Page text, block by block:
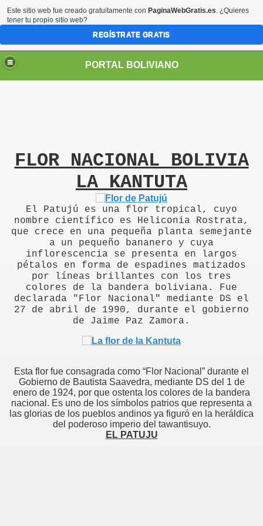
PORTAL BOLIVIANO
FLOR NACIONAL BOLIVIA
LA KANTUTA
El Patujú es una flor tropical, cuyo
nombre científico es Heliconia Rostrata,
que crece en una pequeña planta semejante
a un pequeño bananero y cuya
inflorescencia se presenta en largos
pétalos en forma de espadines matizados
por líneas brillantes con los tres
colores de la bandera boliviana. Fue
declarada "Flor Nacional" mediante DS el
27 de abril de 1990, durante el gobierno
de Jaime Paz Zamora.
Esta flor fue consagrada como “Flor Nacional” durante el
Gobierno de Bautista Saavedra, mediante DS del 1 de
enero de 1924, por que ostenta los colores de la bandera
nacional. Es uno de los símbolos patrios que representa a
las glorias de los pueblos andinos ya figuró en la heráldica
del poderoso imperio del tawantisuyo.
EL PATUJU
Este sitio web fue creado gratuitamente con PaginaWebGratis.es. ¿Quieres
tener tu propio sitio web?
REGÍSTRATE GRATIS